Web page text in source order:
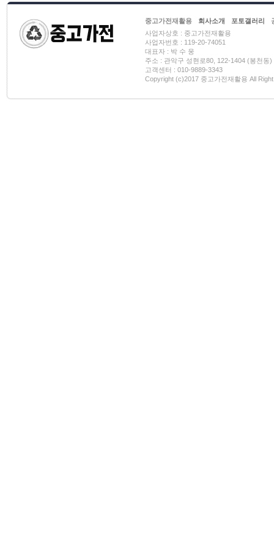
중고가전재활용 회사소개 포토갤러리
사업자상호 : 중고가전재활용
사업자번호 : 119-20-74051
대표자 : 박 수 웅
주소 : 관악구 성현로80, 122-1404 (봉천동)
고객센터 : 010-9889-3343
Copyright (c)2017 중고가전재활용 All